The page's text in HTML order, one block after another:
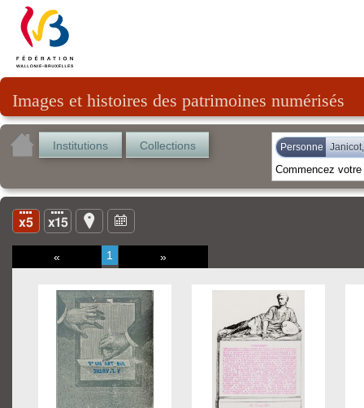
Images et histoires des patrimoines numérisés
Institutions Collections Personne
« 1 »